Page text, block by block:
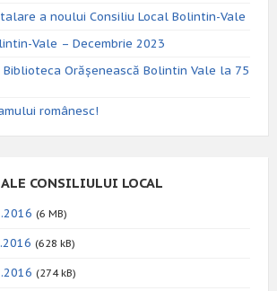
a noului Consiliu Local Bolintin-Vale
Vale – Decembrie 2023
Orăşenească Bolintin Vale la 75
românesc!
CONSILIULUI LOCAL
(6 MB)
(628 kB)
(274 kB)